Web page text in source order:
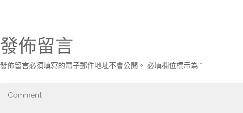
發佈留言
發佈留言必須填寫的電子郵件地址不會公開。 必填欄位標示為 *